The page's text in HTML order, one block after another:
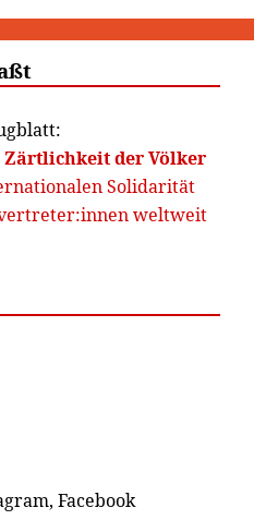
der Völker
Solidarität
weltweit
, Facebook